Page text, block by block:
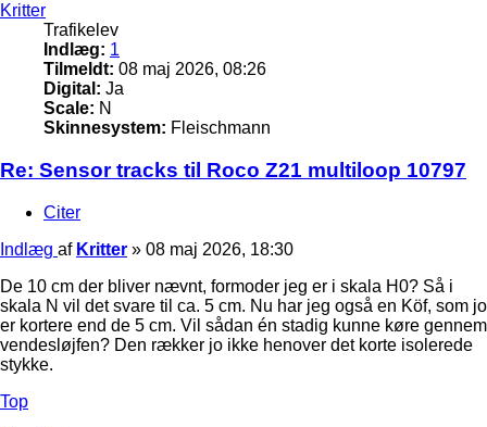
Kritter
Trafikelev
Indlæg: 1
Tilmeldt: 08 maj 2026, 08:26
Digital: Ja
Scale: N
Skinnesystem: Fleischmann
Re: Sensor tracks til Roco Z21 multiloop 10797
Citer
Indlæg af Kritter » 08 maj 2026, 18:30
De 10 cm der bliver nævnt, formoder jeg er i skala H0? Så i
skala N vil det svare til ca. 5 cm. Nu har jeg også en Köf, som jo
er kortere end de 5 cm. Vil sådan én stadig kunne køre gennem
vendesløjfen? Den rækker jo ikke henover det korte isolerede
stykke.
Top